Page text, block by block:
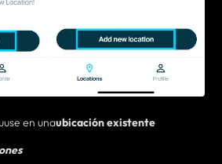
en unaubicación existente